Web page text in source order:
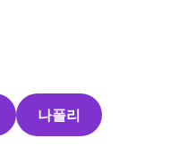
나폴리